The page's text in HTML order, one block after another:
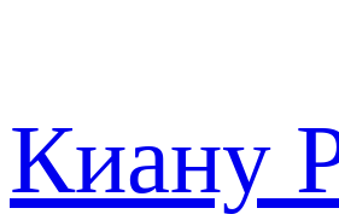
Киану